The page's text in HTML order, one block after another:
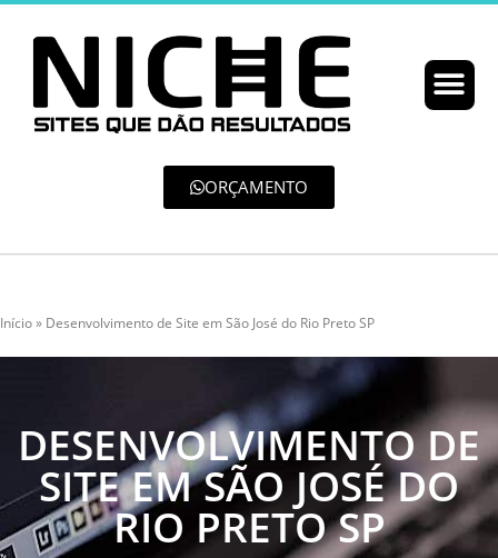
ORÇAMENTO
Início» Desenvolvimento de Site em São José do Rio Preto SP
DESENVOLVIMENTO DE
SITE EM SÃO JOSÉ DO
RIO PRETO SP